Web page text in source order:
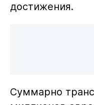
достижения.
Суммарно